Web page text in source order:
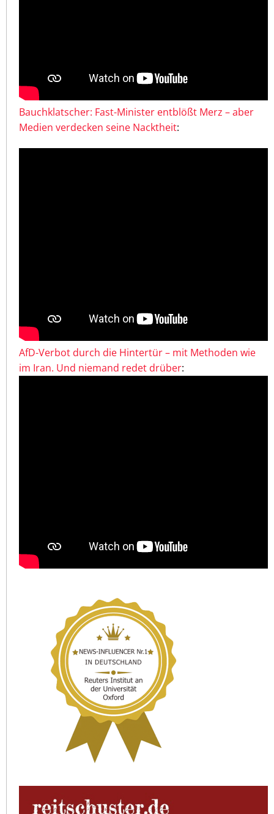
Bauchklatscher: Fast-Minister entblößt Merz – aber
Medien verdecken seine Nacktheit:
AfD-Verbot durch die Hintertür – mit Methoden wie
im Iran. Und niemand redet drüber: